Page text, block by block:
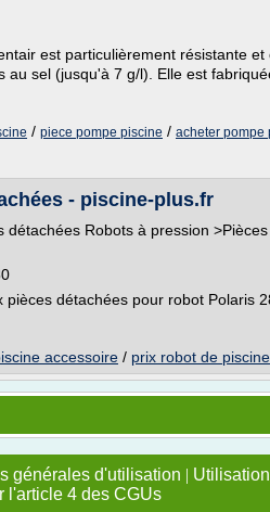
est particulièrement résistante et
sel (jusqu'à 7 g/l). Elle est
/ piece pompe piscine / acheter pompe
- piscine-plus.fr
Robots à pression
détachées pour robot Polaris
accessoire / prix robot de piscine
générales d'utilisation |
l'article 4 des CGUs